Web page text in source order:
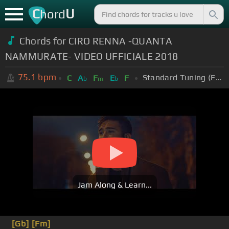
ChordU
Chords for CIRO RENNA -QUANTA
NAMMURATE- VIDEO UFFICIALE 2018
75.1 bpm C Ab Fm Eb F Standard Tuning (EADGBE)
Jam Along & Learn...
[Gb] [Fm]